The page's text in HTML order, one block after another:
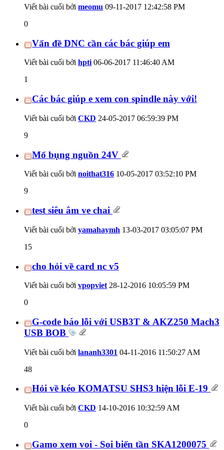
Viết bài cuối bởi meomu 09-11-2017 12:42:58 PM
0
Vấn đề DNC cần các bác giúp em
Viết bài cuối bởi hpti06-06-2017 11:46:40 AM
1
Các bác giúp e xem con spindle này với!
Viết bài cuối bởi CKD 24-05-2017 06:59:39 PM
9
Mổ bụng nguồn 24V
Viết bài cuối bởi noithat316 10-05-2017 03:52:10 PM
9
test siêu âm ve chai
Viết bài cuối bởi yamahaymh 13-03-2017 03:05:07 PM
15
cho hỏi về card nc v5
Viết bài cuối bởi vpopviet 28-12-2016 10:05:59 PM
0
G-code báo lỗi với USB3T & AKZ250 Mach3
USB BOB
Viết bài cuối bởi lananh3301 04-11-2016 11:50:27 AM
48
Hỏi về kéo KOMATSU SHS3 hiện lỗi E-19
Viết bài cuối bởi CKD 14-10-2016 10:32:59 AM
0
Gamo xem voi - Soi biến tần SKA1200075